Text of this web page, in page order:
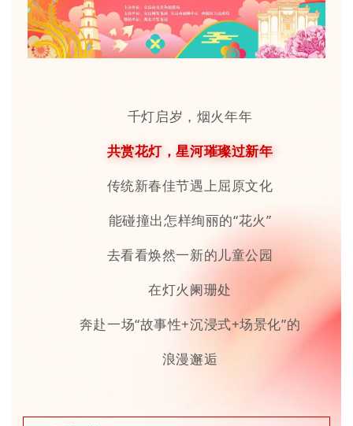
千灯启岁，烟火年年
共赏花灯，星河璀璨过新年
传统新春佳节遇上屈原文化
能碰撞出怎样绚丽的“花火”
去看看焕然一新的儿童公园
在灯火阑珊处
奔赴一场“故事性+沉浸式+场景化”的
浪漫邂逅